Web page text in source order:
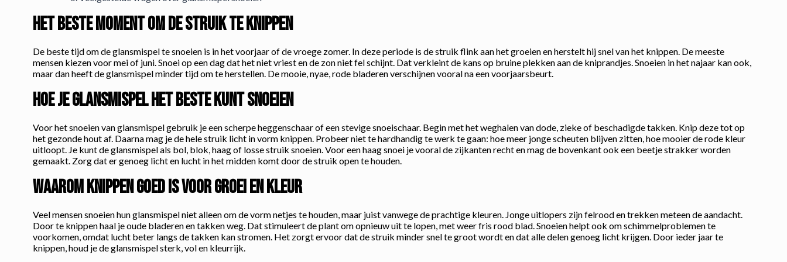
Het beste moment om de struik te knippen
De beste tijd om de glansmispel te snoeien is in het voorjaar of de vroege zomer. In deze periode is de struik flink aan het groeien en herstelt hij snel van het knippen. De meeste
mensen kiezen voor mei of juni. Snoei op een dag dat het niet vriest en de zon niet fel schijnt. Dat verkleint de kans op bruine plekken aan de kniprandjes. Snoeien in het najaar kan ook,
maar dan heeft de glansmispel minder tijd om te herstellen. De mooie, nyae, rode bladeren verschijnen vooral na een voorjaarsbeurt.
Hoe je glansmispel het beste kunt snoeien
Voor het snoeien van glansmispel gebruik je een scherpe heggenschaar of een stevige snoeischaar. Begin met het weghalen van dode, zieke of beschadigde takken. Knip deze tot op
het gezonde hout af. Daarna mag je de hele struik licht in vorm knippen. Probeer niet te hardhandig te werk te gaan: hoe meer jonge scheuten blijven zitten, hoe mooier de rode kleur
uitloopt. Je kunt de glansmispel als bol, blok, haag of losse struik snoeien. Voor een haag snoei je vooral de zijkanten recht en mag de bovenkant ook een beetje strakker worden
gemaakt. Zorg dat er genoeg licht en lucht in het midden komt door de struik open te houden.
Waarom knippen goed is voor groei en kleur
Veel mensen snoeien hun glansmispel niet alleen om de vorm netjes te houden, maar juist vanwege de prachtige kleuren. Jonge uitlopers zijn felrood en trekken meteen de aandacht.
Door te knippen haal je oude bladeren en takken weg. Dat stimuleert de plant om opnieuw uit te lopen, met weer fris rood blad. Snoeien helpt ook om schimmelproblemen te
voorkomen, omdat lucht beter langs de takken kan stromen. Het zorgt ervoor dat de struik minder snel te groot wordt en dat alle delen genoeg licht krijgen. Door ieder jaar te
knippen, houd je de glansmispel sterk, vol en kleurrijk.